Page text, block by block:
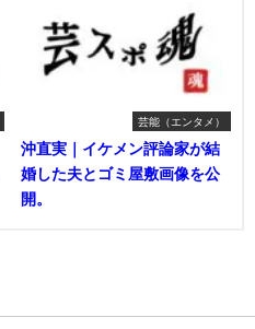
芸能（エンタメ）
沖直実｜イケメン評論家が結
婚した夫とゴミ屋敷画像を公
開。